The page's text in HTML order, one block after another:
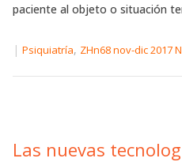
paciente al objeto o situación
| Psiquiatría, ZHn68 nov-dic 2017